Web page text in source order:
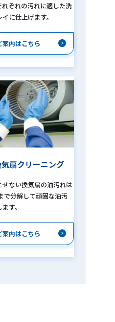
ぞれの汚れに適した洗
に仕上げます。
内はこちら
扇クリーニング
ない換気扇の油汚れは
で分解して頑固な油汚
す。
内はこちら